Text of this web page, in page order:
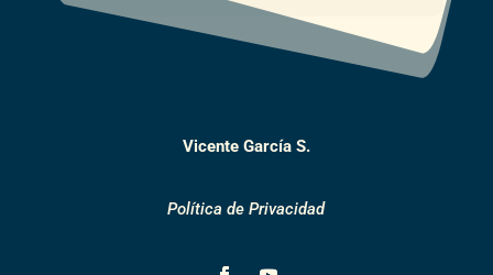
Vicente García S.
Política de Privacidad